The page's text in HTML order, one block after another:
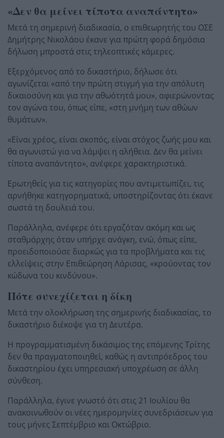
«Δεν θα μείνει τίποτα αναπάντητο»
Μετά τη σημερινή διαδικασία, ο επιθεωρητής του ΟΣΕ
Δημήτρης Νικολάου έκανε για πρώτη φορά δημόσια
δήλωση μπροστά στις τηλεοπτικές κάμερες.
Εξερχόμενος από το δικαστήριο, δήλωσε ότι
αγωνίζεται «από την πρώτη στιγμή για την απόλυτη
δικαιοσύνη και για την αθωότητά μου», αφιερώνοντας
τον αγώνα του, όπως είπε, «στη μνήμη των αθώων
θυμάτων».
«Είναι χρέος, είναι σκοπός, είναι στόχος ζωής μου και
θα αγωνιστώ για να λάμψει η αλήθεια. Δεν θα μείνει
τίποτα αναπάντητο», ανέφερε χαρακτηριστικά.
Ερωτηθείς για τις κατηγορίες που αντιμετωπίζει, τις
αρνήθηκε κατηγορηματικά, υποστηρίζοντας ότι έκανε
σωστά τη δουλειά του.
Παράλληλα, ανέφερε ότι εργαζόταν ακόμη και ως
σταθμάρχης όταν υπήρχε ανάγκη, ενώ, όπως είπε,
προειδοποιούσε διαρκώς για τα προβλήματα και τις
ελλείψεις στην Επιθεώρηση Λάρισας, «κρούοντας τον
κώδωνα του κινδύνου».
Πότε συνεχίζεται η δίκη
Μετά την ολοκλήρωση της σημερινής διαδικασίας, το
δικαστήριο διέκοψε για τη Δευτέρα.
Η προγραμματισμένη δικάσιμος της επόμενης Τρίτης
δεν θα πραγματοποιηθεί, καθώς η αντιπρόεδρος του
δικαστηρίου έχει υπηρεσιακή υποχρέωση σε άλλη
σύνθεση.
Παράλληλα, έγινε γνωστό ότι στις 21 Ιουλίου θα
ανακοινωθούν οι νέες ημερομηνίες συνεδριάσεων για
τους μήνες Σεπτέμβριο και Οκτώβριο.